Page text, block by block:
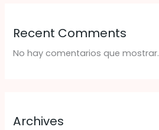
Recent Comments
No hay comentarios que mostrar.
Archives